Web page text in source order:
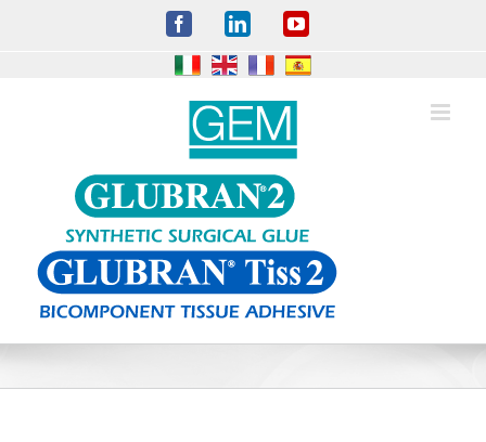
FacebookLinkedInYouTube